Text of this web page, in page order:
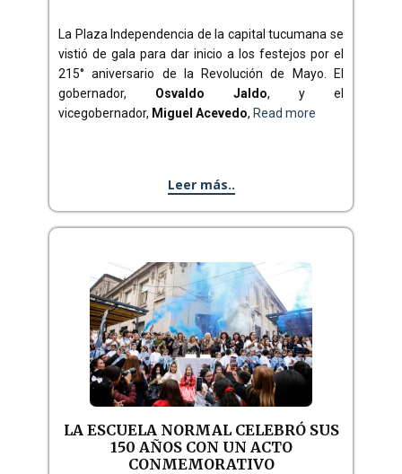
La Plaza Independencia de la capital tucumana se
vistió de gala para dar inicio a los festejos por el
215° aniversario de la Revolución de Mayo. El
gobernador, Osvaldo Jaldo, y el
vicegobernador, Miguel Acevedo, Read more
Leer más..
LA ESCUELA NORMAL CELEBRÓ SUS
150 AÑOS CON UN ACTO
CONMEMORATIVO